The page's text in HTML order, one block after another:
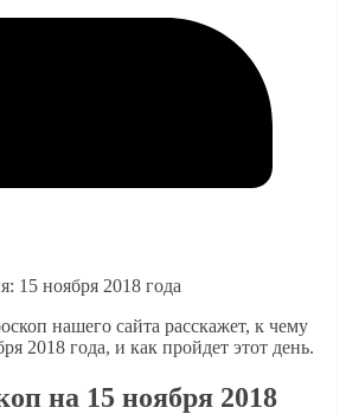
нашего сайта расскажет, к чему
2018 года, и как пройдет этот день.
на 15 ноября 2018